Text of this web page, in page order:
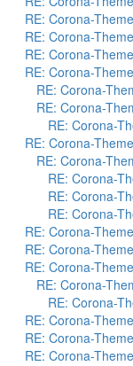
RE: Corona-
RE: Corona-
RE: Corona-
RE: Corona-
RE: Corona-
RE: Corona-
RE: Corona-
RE: Corona-
RE: Corona-
RE: Corona-
RE: Corona-
RE: Corona-
RE: Corona-
RE: Corona-
RE: Corona-
RE: Corona-
RE: Corona-
RE: Corona-
RE: Corona-
RE: Corona-